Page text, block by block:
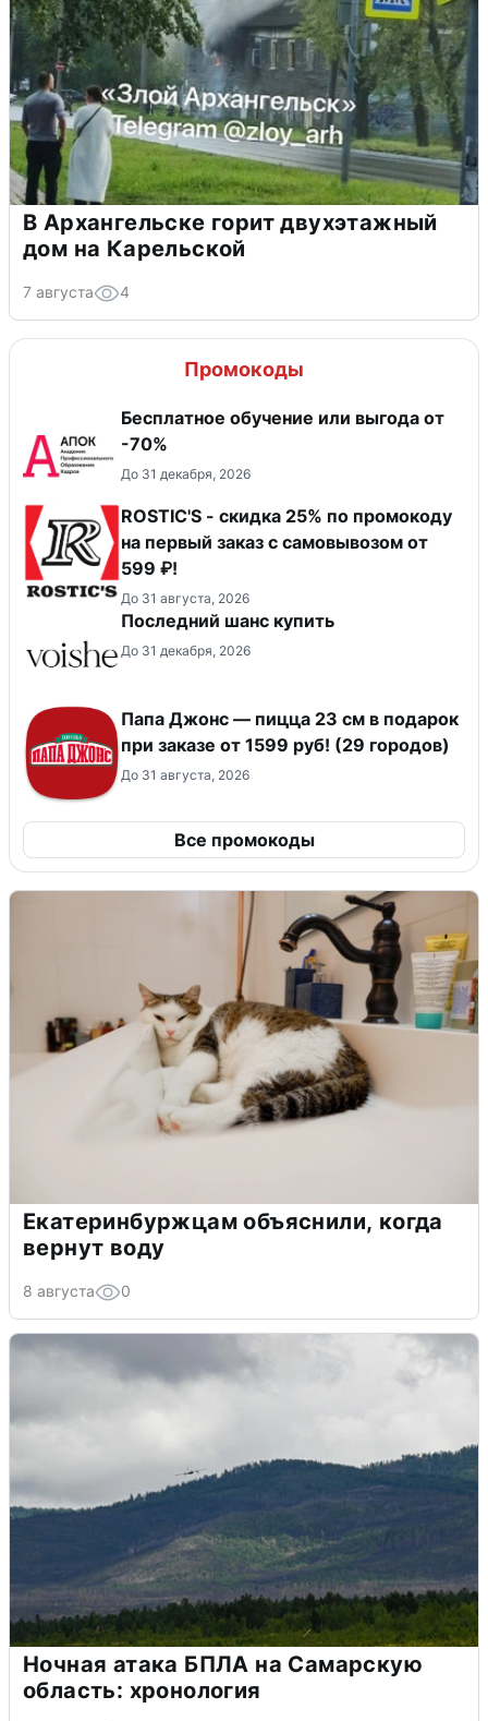
В Архангельске горит двухэтажный
дом на Карельской
7 августа 4
Промокоды
Бесплатное обучение или выгода от
-70%
До 31 декабря, 2026
ROSTIC'S - скидка 25% по промокоду
на первый заказ с самовывозом от
599 ₽!
До 31 августа, 2026
Последний шанс купить
До 31 декабря, 2026
Папа Джонс — пицца 23 см в подарок
при заказе от 1599 руб! (29 городов)
До 31 августа, 2026
Все промокоды
Екатеринбуржцам объяснили, когда
вернут воду
8 августа 0
Ночная атака БПЛА на Самарскую
область: хронология